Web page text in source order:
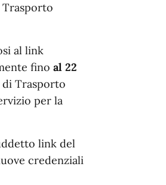
al link
fino al 22
Trasporto
per la
link del
credenziali